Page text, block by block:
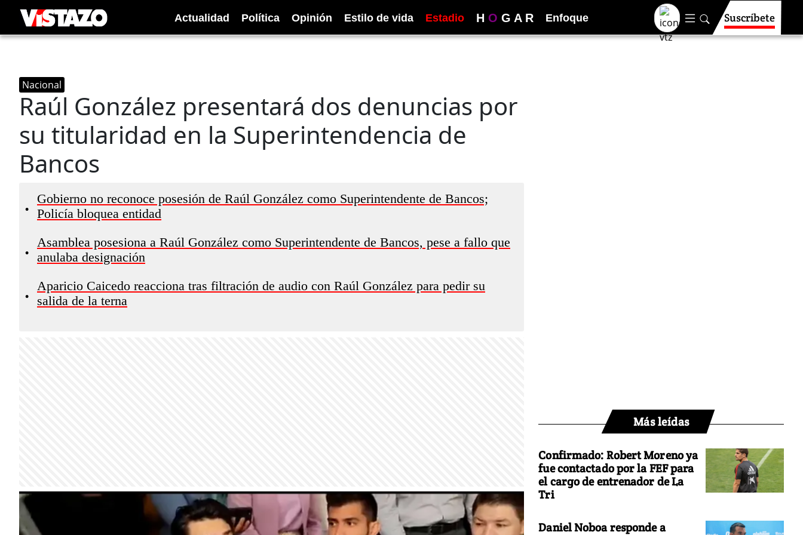
Actualidad Política Opinión Estilo de vida Estadio H O G A R Enfoque Suscríbete
Nacional
Raúl González presentará dos denuncias por
su titularidad en la Superintendencia de
Bancos
•
Gobierno no reconoce posesión de Raúl González como Superintendente de Bancos;
Policía bloquea entidad
•
Asamblea posesiona a Raúl González como Superintendente de Bancos, pese a fallo que
anulaba designación
•
Aparicio Caicedo reacciona tras filtración de audio con Raúl González para pedir su
salida de la terna
Más leídas
Confirmado: Robert Moreno ya
fue contactado por la FEF para
el cargo de entrenador de La
Tri
Daniel Noboa responde a